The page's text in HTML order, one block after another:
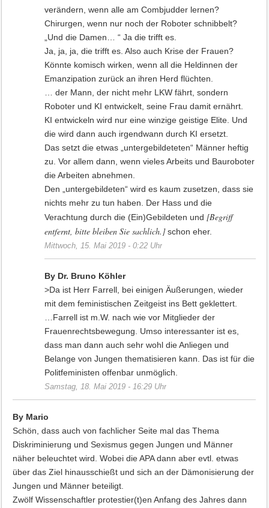
verändern, wenn alle am Combjudder lernen?
Chirurgen, wenn nur noch der Roboter schnibbelt?
„Und die Damen… “ Ja die trifft es.
Ja, ja, ja, die trifft es. Also auch Krise der Frauen?
Könnte komisch wirken, wenn all die Heldinnen der
Emanzipation zurück an ihren Herd flüchten.
… der Mann, der nicht mehr LKW fährt, sondern
Roboter und KI entwickelt, seine Frau damit ernährt.
KI entwickeln wird nur eine winzige geistige Elite. Und
die wird dann auch irgendwann durch KI ersetzt.
Das setzt die etwas „untergebildeteten“ Männer heftig
zu. Vor allem dann, wenn vieles Arbeits und Bauroboter
die Arbeiten abnehmen.
Den „untergebildeten“ wird es kaum zusetzen, dass sie
nichts mehr zu tun haben. Der Hass und die
Verachtung durch die (Ein)Gebildeten und [Begriff
entfernt, bitte bleiben Sie sachlich.]schon eher.
Mittwoch, 15. Mai 2019 - 0:22 Uhr
By Dr. Bruno Köhler
>Da ist Herr Farrell, bei einigen Äußerungen, wieder
mit dem feministischen Zeitgeist ins Bett geklettert.
…Farrell ist m.W. nach wie vor Mitglieder der
Frauenrechtsbewegung. Umso interessanter ist es,
dass man dann auch sehr wohl die Anliegen und
Belange von Jungen thematisieren kann. Das ist für die
Politfeministen offenbar unmöglich.
Samstag, 18. Mai 2019 - 16:29 Uhr
By Mario
Schön, dass auch von fachlicher Seite mal das Thema
Diskriminierung und Sexismus gegen Jungen und Männer
näher beleuchtet wird. Wobei die APA dann aber evtl. etwas
über das Ziel hinausschießt und sich an der Dämonisierung der
Jungen und Männer beteiligt.
Zwölf Wissenschaftler protestier(t)en Anfang des Jahres dann